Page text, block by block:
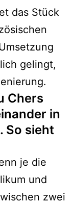
das Stück
gelingt,
Chers
in
So sieht
je die
und
zwei